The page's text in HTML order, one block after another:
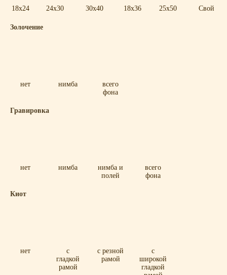
18x24 24x30 30x40 18x36 25x50 Свой
Золочение
нет нимба
всего
фона
Гравировка
нет нимба
нимба и
полей
всего
фона
Киот
нет
с
гладкой
рамой
с резной
рамой
с
широкой
гладкой